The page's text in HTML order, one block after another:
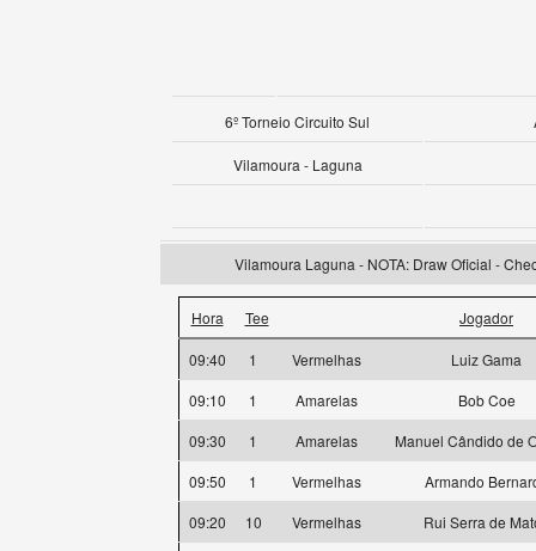
6º Torneio Circuito Sul
Vilamoura - Laguna
Vilamoura Laguna - NOTA: Draw Oficial -
Hora Tee Jogador
09:40 1 Vermelhas
Luiz Gama
09:10
1 Amarelas
Bob Coe
09:30
1 Amarelas
Manuel Cândido de
09:50
1 Vermelhas
Armando
09:20
10 Vermelhas
Rui Serra de